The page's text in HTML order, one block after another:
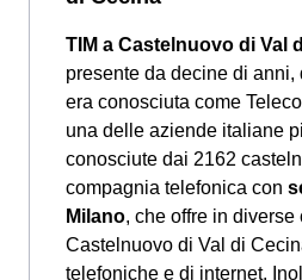
TIM a Castelnuovo di Val
presente da decine di anni,
era conosciuta come
una delle aziende italiane
conosciute dai 2162
compagnia telefonica con
Milano, che offre in diverse
Castelnuovo di Val di
telefoniche e di internet.